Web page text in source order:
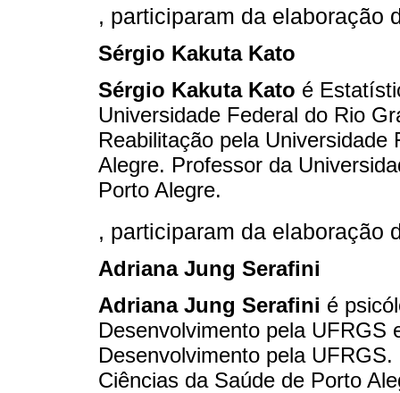
, participaram da elaboração
Sérgio Kakuta Kato
Sérgio Kakuta Kato é
Universidade Federal do Rio
Reabilitação pela
Alegre. Professor da
Porto Alegre.
, participaram da elaboração
Adriana Jung Serafini
Adriana Jung Serafini é
Desenvolvimento pela UFRGS
Desenvolvimento pela
Ciências da Saúde de Porto